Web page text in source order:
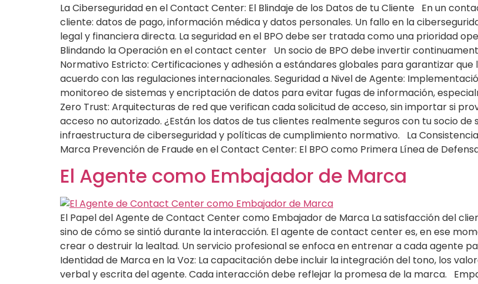
La Ciberseguridad en el Contact Center: El Blindaje de los Datos de tu Cliente En un
cliente: datos de pago, información médica y datos personales. Un fallo en la
legal y financiera directa. La seguridad en el BPO debe ser tratada como una prioridad
Blindando la Operación en el contact center Un socio de BPO debe invertir
Normativo Estricto: Certificaciones y adhesión a estándares globales para garantizar
acuerdo con las regulaciones internacionales. Seguridad a Nivel de Agente:
monitoreo de sistemas y encriptación de datos para evitar fugas de información,
Zero Trust: Arquitecturas de red que verifican cada solicitud de acceso, sin importar si
acceso no autorizado. ¿Están los datos de tus clientes realmente seguros con tu socio
infraestructura de ciberseguridad y políticas de cumplimiento normativo. La
Marca Prevención de Fraude en el Contact Center: El BPO como Primera Línea de
El Agente como Embajador de Marca
El Papel del Agente de Contact Center como Embajador de Marca La satisfacción del
sino de cómo se sintió durante la interacción. El agente de contact center es, en ese
crear o destruir la lealtad. Un servicio profesional se enfoca en entrenar a cada agente
Identidad de Marca en la Voz: La capacitación debe incluir la integración del tono, los
verbal y escrita del agente. Cada interacción debe reflejar la promesa de la marca.